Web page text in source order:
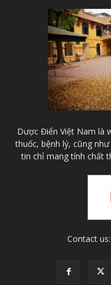
Dược Điển Việt Nam là
thuốc, bệnh lý, cũng
tin chỉ mang tính chất
Contact